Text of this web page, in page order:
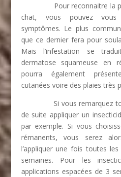
Pour reconnaitre la
chat, vous pouvez
symptômes. Le plus
que ce dernier fera pour
Mais l’infestation se
dermatose squameuse en
pourra également
cutanées voire des plaies très
Si vous remarquez tout
de suite appliquer un
par exemple. Si vous
rémanents, vous serez
l’appliquer une fois toutes
semaines. Pour les
applications espacées de 3